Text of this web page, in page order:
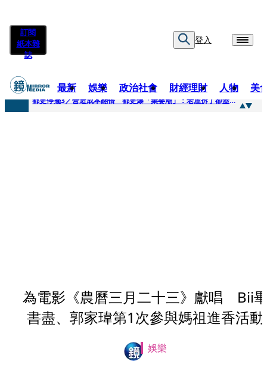
訂閱
紙本雜
誌
登入
最新 娛樂 政治社會 財經理財 人物 美
快訊
都更停擺3／營造成本翻倍 都更爆「棄嬰潮」：老屋拆了卻蓋不下去
為電影《農曆三月二十三》獻唱 Bii
書盡、郭家瑋第1次參與媽祖進香活動
娛樂